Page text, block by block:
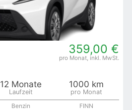
359,00 €
12 Monate 1000 km
Benzin FINN